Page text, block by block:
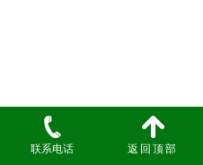
联系电话 返回顶部